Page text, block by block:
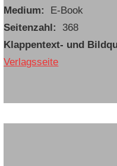
Medium:
E-Book
Seitenzahl:
368
Klappentext- und
Verlagsseite